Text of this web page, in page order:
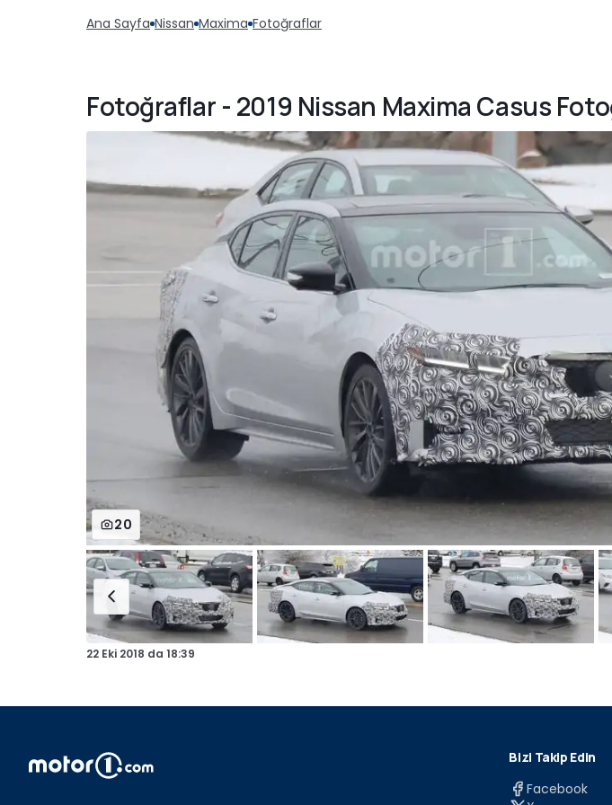
Ana Sayfa Nissan Maxima Fotoğraflar
Fotoğraflar - 2019 Nissan Maxima Casus
20
22 Eki 2018 da 18:39
Bizi Takip Edin
Facebook